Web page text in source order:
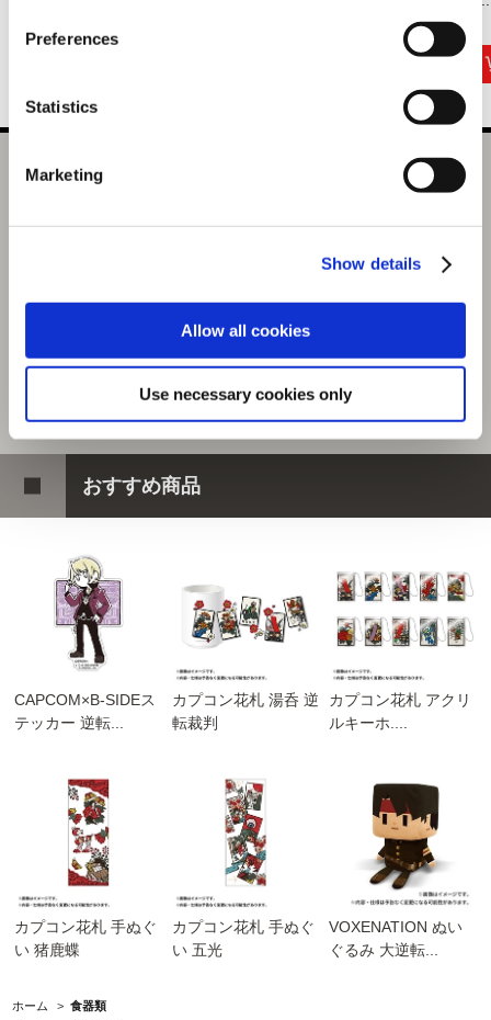
Preferences
Statistics
Marketing
Show details
Allow all cookies
Use necessary cookies only
1,650円(税込)
カプコン花札 角皿 大逆転裁判
おすすめ商品
CAPCOM×B-SIDEス
テッカー 逆転...
カプコン花札 湯呑 逆
転裁判
カプコン花札 アクリ
ルキーホ....
カプコン花札 手ぬぐ
い 猪鹿蝶
カプコン花札 手ぬぐ
い 五光
VOXENATION ぬい
ぐるみ 大逆転...
ホーム > 食器類